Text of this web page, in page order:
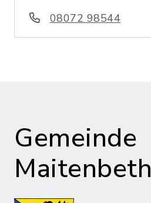
08072 98544
Gemeinde
Maitenbeth